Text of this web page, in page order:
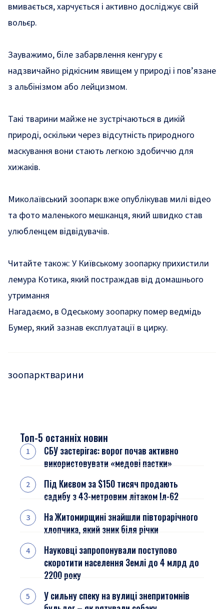
вмивається, харчується і активно досліджує свій
вольєр.
Зауважимо, біле забарвлення кенгуру є
надзвичайно рідкісним явищем у природі і пов’язане
з альбінізмом або лейцизмом.
Такі тварини майже не зустрічаються в дикій
природі, оскільки через відсутність природного
маскування вони стають легкою здобиччю для
хижаків.
Миколаївський зоопарк вже опублікував милі відео
та фото маленького мешканця, який швидко став
улюбленцем відвідувачів.
Читайте також: У Київському зоопарку прихистили
лемура Котика, який постраждав від домашнього
утримання
Нагадаємо, в Одеському зоопарку помер ведмідь
Бумер, який зазнав експлуатації в цирку.
зоопарктварини
Топ-5 останніх новин
СБУ застерігає: ворог почав активно
використовувати «медові пастки»
Під Києвом за $150 тисяч продають
садибу з 43-метровим літаком Іл-62
На Житомирщині знайшли півторарічного
хлопчика, який зник біля річки
Науковці запропонували поступово
скоротити населення Землі до 4 млрд до
2200 року
У сильну спеку на вулиці знепритомнів